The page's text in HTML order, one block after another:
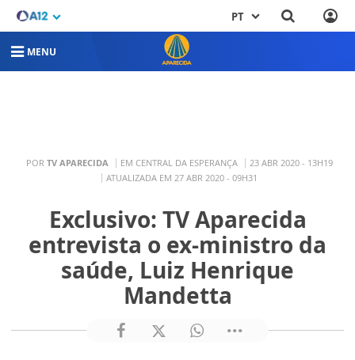
PT
MENU
POR TV APARECIDA EM CENTRAL DA ESPERANÇA
23 ABR 2020 - 13H19
ATUALIZADA EM 27 ABR 2020 - 09H31
Exclusivo: TV Aparecida
entrevista o ex-ministro da
saúde, Luiz Henrique
Mandetta